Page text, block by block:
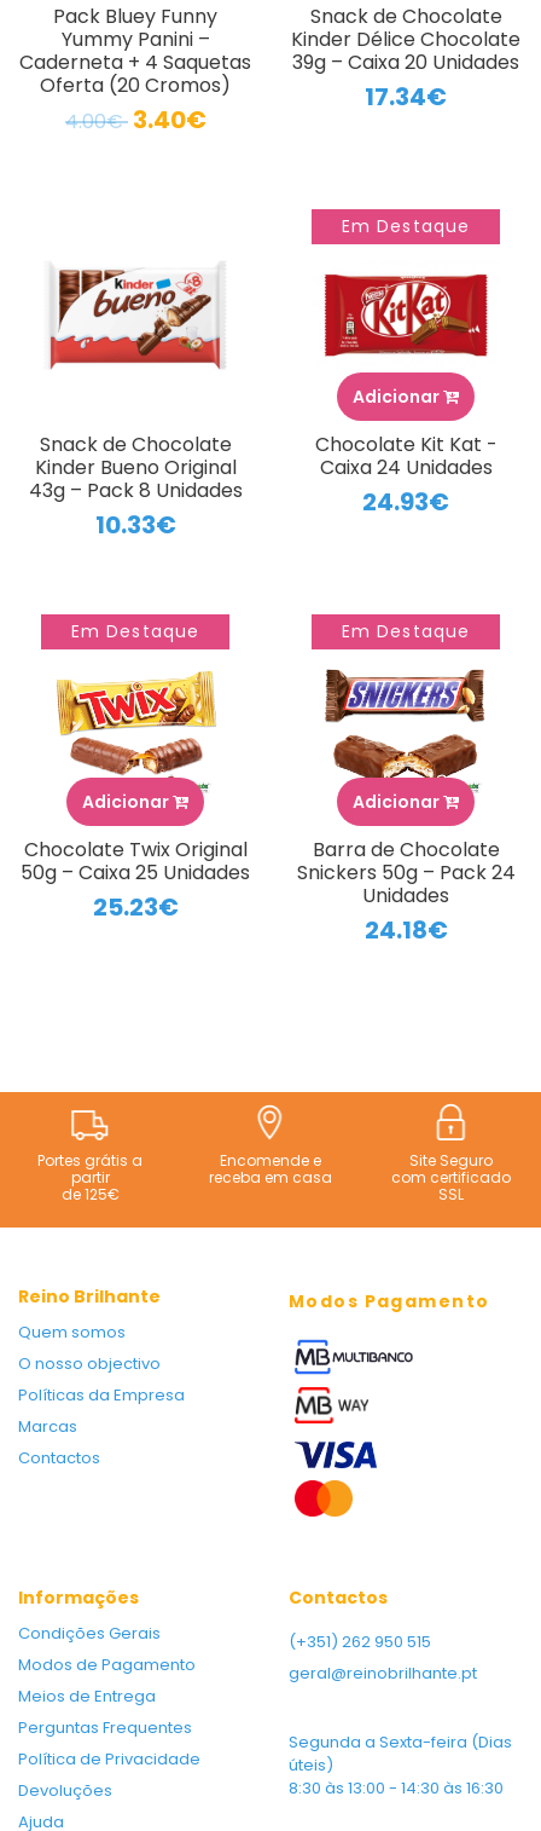
Pack Bluey Funny
Yummy Panini –
Caderneta + 4 Saquetas
Oferta (20 Cromos)
4.00€ 3.40€
Snack de Chocolate
Kinder Délice Chocolate
39g – Caixa 20 Unidades
17.34€
Snack de Chocolate
Kinder Bueno Original
43g – Pack 8 Unidades
10.33€
Em Destaque
Adicionar
Chocolate Kit Kat -
Caixa 24 Unidades
24.93€
Em Destaque
Adicionar
Chocolate Twix Original
50g – Caixa 25 Unidades
25.23€
Em Destaque
Adicionar
Barra de Chocolate
Snickers 50g – Pack 24
Unidades
24.18€
Portes grátis a
partir
de 125€
Encomende e
receba em casa
Site Seguro
com certificado
SSL
Reino Brilhante
Quem somos
O nosso objectivo
Políticas da Empresa
Marcas
Contactos
Modos Pagamento
Informações
Condições Gerais
Modos de Pagamento
Meios de Entrega
Perguntas Frequentes
Política de Privacidade
Devoluções
Ajuda
Contactos
(+351) 262 950 515
geral@reinobrilhante.pt
Segunda a Sexta-feira (Dias
úteis)
8:30 às 13:00 - 14:30 às 16:30